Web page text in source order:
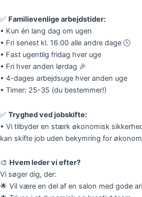
✅ Familievenlige arbejdstider:
• Kun én lang dag om ugen
• Fri senest kl. 16.00 alle andre dage 🕓
• Fast ugentlig fridag hver uge
• Fri hver anden lørdag 🎉
• 4-dages arbejdsuge hver anden uge
• Timer: 25-35 (du bestemmer!)
✅ Tryghed ved jobskifte:
• Vi tilbyder en stærk økonomisk
kan skifte job uden bekymring for
🎨 Hvem leder vi efter?
Vi søger dig, der:
🌟 Vil være en del af en salon med gode